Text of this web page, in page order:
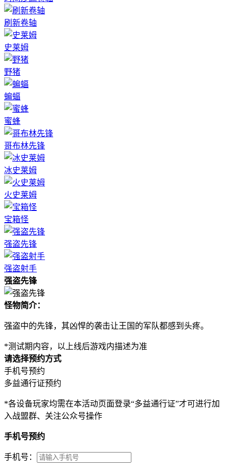
刷新卷轴
史莱姆
野猪
蝙蝠
蜜蜂
哥布林先锋
冰史莱姆
火史莱姆
宝箱怪
强盗先锋
强盗射手
强盗先锋
怪物简介：
强盗中的先锋，其凶悍的袭击让王国的军队都感到头疼。
*测试期内容，以上线后游戏内描述为准
请选择预约方式
手机号预约
多益通行证预约
*各设备玩家均需在本活动页面登录“多益通行证”才可进行加
入战盟群、关注公众号操作
手机号预约
手机号：